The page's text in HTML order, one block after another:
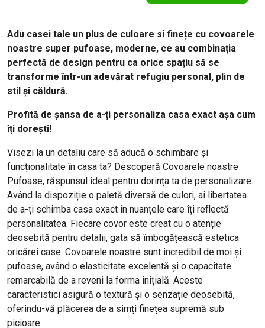
Adu casei tale un plus de culoare si finețe cu covoarele
noastre super pufoase, moderne, ce au combinația
perfectă de design pentru ca orice spațiu să se
transforme într-un adevărat refugiu personal, plin de
stil și căldură.
Profită de șansa de a-ți personaliza casa exact așa cum
îți dorești!
Visezi la un detaliu care să aducă o schimbare și
funcționalitate în casa ta? Descoperă Covoarele noastre
Pufoase, răspunsul ideal pentru dorința ta de personalizare.
Având la dispoziție o paletă diversă de culori, ai libertatea
de a-ți schimba casa exact in nuanțele care îți reflectă
personalitatea. Fiecare covor este creat cu o atenție
deosebită pentru detalii, gata să îmbogățească estetica
oricărei case. Covoarele noastre sunt incredibil de moi și
pufoase, având o elasticitate excelentă și o capacitate
remarcabilă de a reveni la forma inițială. Aceste
caracteristici asigură o textură și o senzație deosebită,
oferindu-vă plăcerea de a simți finețea supremă sub
picioare.